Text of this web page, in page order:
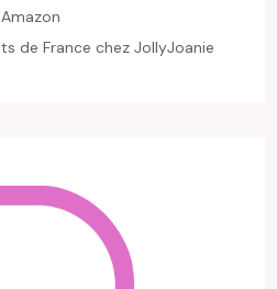
Amazon
de France chez JollyJoanie